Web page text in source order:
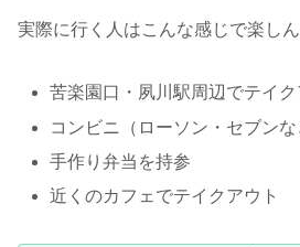
実際に行く人はこんな感じで楽し
苦楽園口・夙川駅周辺でテイク
コンビニ（ローソン・セブン
手作り弁当を持参
近くのカフェでテイクアウト